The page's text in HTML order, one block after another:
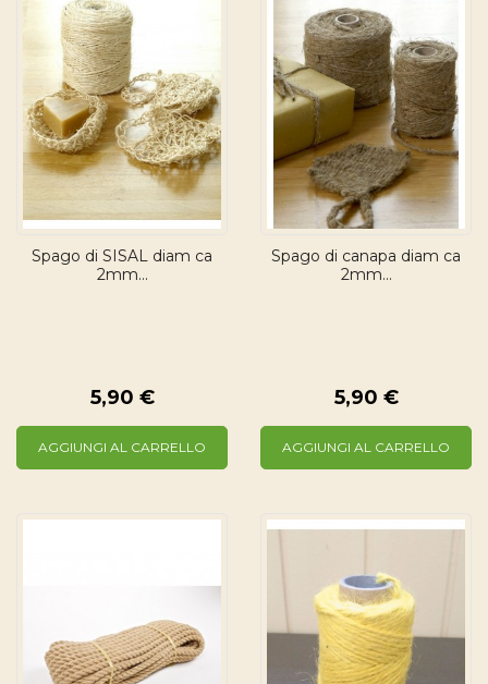
Spago di SISAL diam ca
2mm...
5,90 €
AGGIUNGI AL CARRELLO
Spago di canapa diam ca
2mm...
5,90 €
AGGIUNGI AL CARRELLO